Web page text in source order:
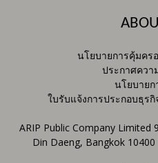
นโยบายการคุ้มค
ประกาศควา
นโยบายก
ใบรับแจ้งการประกอบธุร
ARIP Public Company Limited
Din Daeng, Bangkok